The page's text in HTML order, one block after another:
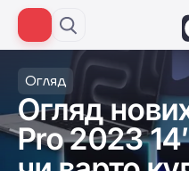
Огляд
Огляд
Pro 2023